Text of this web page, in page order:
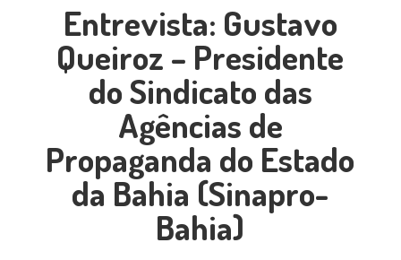
Entrevista: Gustavo
Queiroz – Presidente
do Sindicato das
Agências de
Propaganda do Estado
da Bahia (Sinapro-
Bahia)